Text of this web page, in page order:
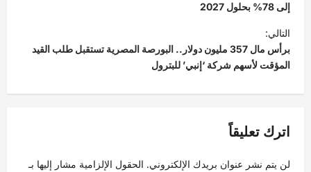
فّ
ح
ا
ل
م
ا
ل
إلى 78% بحلول 2027
التالي:
برأس مال 357 مليون دولار.. البورصة المصرية تستقبل طلب القيد
المؤقت لأسهم شركة ‘إنبي’ للبترول
اترك تعليقاً
لن يتم نشر عنوان بريدك الإلكتروني. الحقول الإلزامية مشار إليها بـ